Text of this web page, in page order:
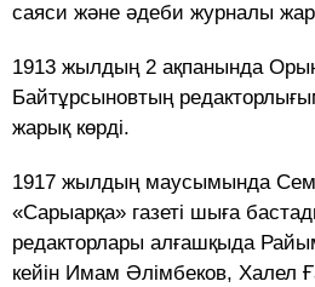
саяси және әдеби журналы
1913 жылдың 2 ақпанында
Байтұрсыновтың
жарық көрді.
1917 жылдың маусымында
«Сарыарқа» газеті шыға
редакторлары алғашқыда
кейін Имам Әлімбеков, Халел